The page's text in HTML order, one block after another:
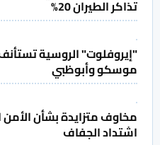
تذاكر الطيران 20%
"إيروفلوت" الروسية
موسكو وأبوظبي
مخاوف متزايدة بشأن الأمن
اشتداد الجفاف